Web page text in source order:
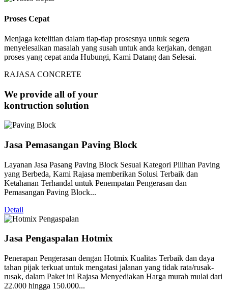
Proses Cepat
Menjaga ketelitian dalam tiap-tiap prosesnya untuk segera
menyelesaikan masalah yang susah untuk anda kerjakan, dengan
proses yang cepat anda Hubungi, Kami Datang dan Selesai.
RAJASA CONCRETE
We provide all of your
kontruction solution
Jasa Pemasangan Paving Block
Layanan Jasa Pasang Paving Block Sesuai Kategori Pilihan Paving
yang Berbeda, Kami Rajasa memberikan Solusi Terbaik dan
Ketahanan Terhandal untuk Penempatan Pengerasan dan
Pemasangan Paving Block...
Detail
Jasa Pengaspalan Hotmix
Penerapan Pengerasan dengan Hotmix Kualitas Terbaik dan daya
tahan pijak terkuat untuk mengatasi jalanan yang tidak rata/rusak-
rusak, dalam Paket ini Rajasa Menyediakan Harga murah mulai dari
22.000 hingga 150.000...